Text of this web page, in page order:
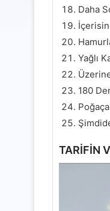
Daha
Yağlı
180
TARİFİN